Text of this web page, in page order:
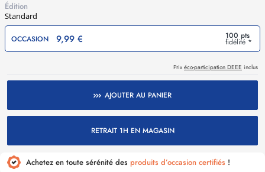
Édition
Standard
OCCASION 9,99 € 100 pts
fidélité *
Prix éco-participation DEEE inclus
AJOUTER AU PANIER
RETRAIT 1H EN MAGASIN
Achetez en toute sérénité des produits d’occasion certifiés !